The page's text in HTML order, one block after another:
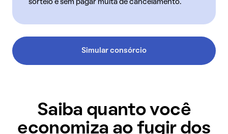
sorteio e sem pagar multa de cancelamento.
Simular consórcio
Saiba quanto você
economiza ao fugir dos